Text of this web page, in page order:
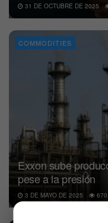
31 DE OCTUBRE DE 2025
COMMODITIES
Exxon sube
pese a la presión
3 DE MAYO DE 2025 670